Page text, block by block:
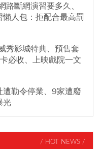
斷網演習要多久、
人包：拒配合最高罰
秀影城特典、預售套
必收、上映戲院一文
勒令停業、9家遭廢
光
/ HOT NEWS /